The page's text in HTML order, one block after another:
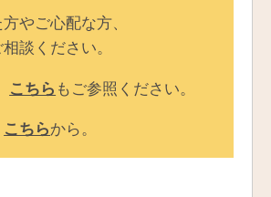
やご心配な方、
談ください。
こちら もご参照ください。
こちらから。